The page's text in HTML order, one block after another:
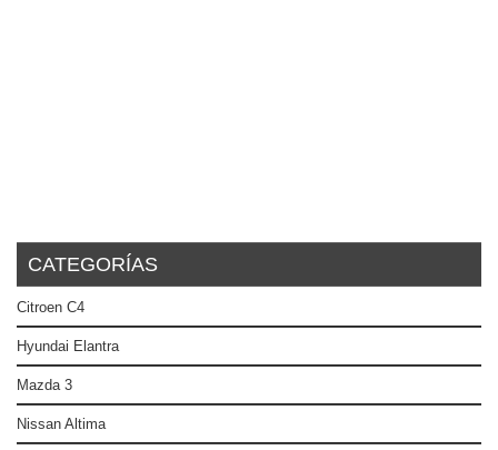
CATEGORÍAS
Citroen C4
Hyundai Elantra
Mazda 3
Nissan Altima